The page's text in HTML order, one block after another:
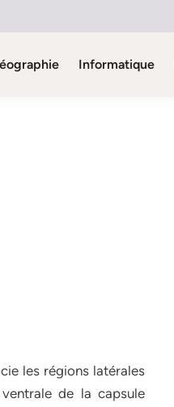
Informatique
les régions latérales
de la capsule